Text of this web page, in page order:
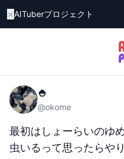
×AITuberプロジェクト
🍚
@okome
最初はしょーらいのゆ
虫いるって思ったらや